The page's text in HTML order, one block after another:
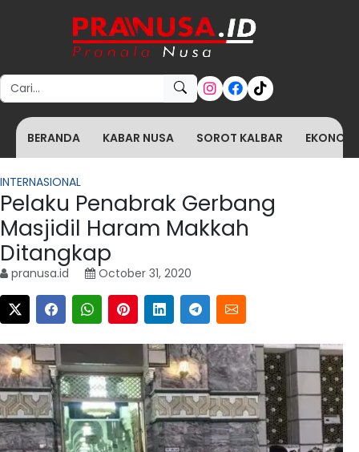
Search for:
BERANDA KABAR NUSA SOROT KALBAR
INTERNASIONAL
Pelaku Penabrak Gerbang
Masjidil Haram Makkah
Ditangkap
pranusa.id October 31, 2020